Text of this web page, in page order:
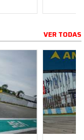
VER TODAS